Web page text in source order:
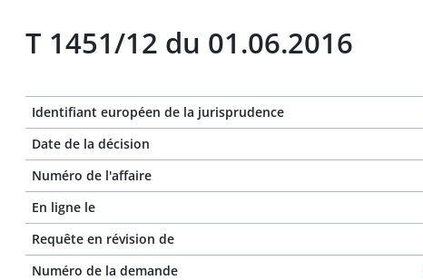
T 1451/12 du 01.06.2016
Identifiant européen de la jurisprudence
Date de la décision
Numéro de l'affaire
En ligne le
Requête en révision de
Numéro de la demande